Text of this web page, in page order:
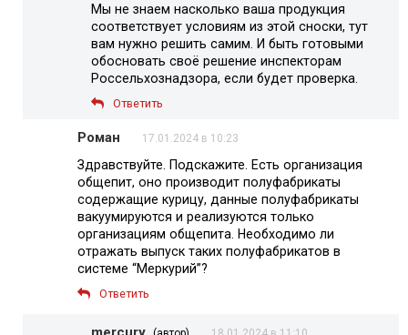
Мы не знаем насколько ваша продукция
соответствует условиям из этой сноски, тут
вам нужно решить самим. И быть готовыми
обосновать своё решение инспекторам
Россельхознадзора, если будет проверка.
Ответить
Роман 17.01.2024 в 10:23
Здравствуйте. Подскажите. Есть организация
общепит, оно производит полуфабрикаты
содержащие курицу, данные полуфабрикаты
вакуумируются и реализуются только
организациям общепита. Необходимо ли
отражать выпуск таких полуфабрикатов в
системе “Меркурий”?
Ответить